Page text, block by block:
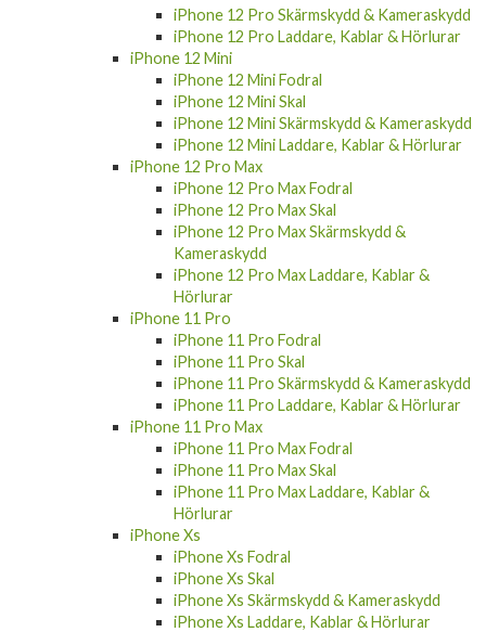
iPhone 12 Pro Skärmskydd & Kameraskydd
iPhone 12 Pro Laddare, Kablar & Hörlurar
iPhone 12 Mini
iPhone 12 Mini Fodral
iPhone 12 Mini Skal
iPhone 12 Mini Skärmskydd & Kameraskydd
iPhone 12 Mini Laddare, Kablar & Hörlurar
iPhone 12 Pro Max
iPhone 12 Pro Max Fodral
iPhone 12 Pro Max Skal
iPhone 12 Pro Max Skärmskydd &
Kameraskydd
iPhone 12 Pro Max Laddare, Kablar &
Hörlurar
iPhone 11 Pro
iPhone 11 Pro Fodral
iPhone 11 Pro Skal
iPhone 11 Pro Skärmskydd & Kameraskydd
iPhone 11 Pro Laddare, Kablar & Hörlurar
iPhone 11 Pro Max
iPhone 11 Pro Max Fodral
iPhone 11 Pro Max Skal
iPhone 11 Pro Max Laddare, Kablar &
Hörlurar
iPhone Xs
iPhone Xs Fodral
iPhone Xs Skal
iPhone Xs Skärmskydd & Kameraskydd
iPhone Xs Laddare, Kablar & Hörlurar